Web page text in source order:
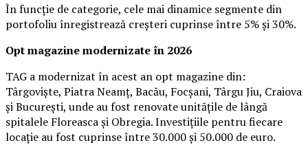
În funcție de categorie, cele mai dinamice segmente din
portofoliu înregistrează creșteri cuprinse între 5% și 30%.
Opt magazine modernizate în 2026
TAG a modernizat în acest an opt magazine din:
Târgoviște, Piatra Neamț, Bacău, Focșani, Târgu Jiu, Craiova
și București, unde au fost renovate unitățile de lângă
spitalele Floreasca și Obregia. Investițiile pentru fiecare
locație au fost cuprinse între 30.000 și 50.000 de euro.